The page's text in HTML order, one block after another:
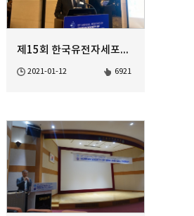
제15회 한국유전자세포치료학회 정기학술대회
2021-01-12 6921